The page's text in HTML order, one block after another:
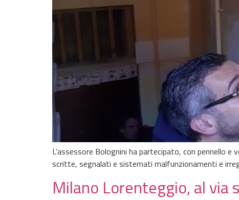
L’assessore Bolognini ha partecipato, con pennello
scritte, segnalati e sistemati malfunzionamenti e
Milano Lorenteggio, al via